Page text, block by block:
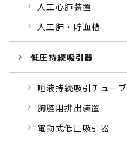
人工心肺装置
人工肺・貯血槽
低圧持続吸引器
唾液持続吸引チューブ
胸腔用排出装置
電動式低圧吸引器